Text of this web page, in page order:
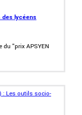
lycéens
"prix APSYEN